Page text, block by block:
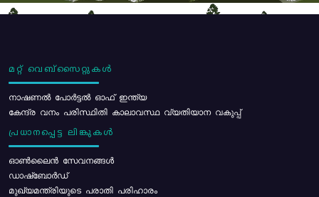
മറ്റ് വെബ്സൈറ്റുകൾ
നാഷണൽ പോർട്ടൽ ഓഫ് ഇന്ത്യ
കേന്ദ്ര വനം പരിസ്ഥിതി കാലാവസ്ഥ വ്യതിയാന വകുപ്പ്
പ്രധാനപ്പെട്ട ലിങ്കുകൾ
ഓൺലൈൻ സേവനങ്ങൾ
ഡാഷ്ബോർഡ്
മുഖ്യമന്ത്രിയുടെ പരാതി പരിഹാരം